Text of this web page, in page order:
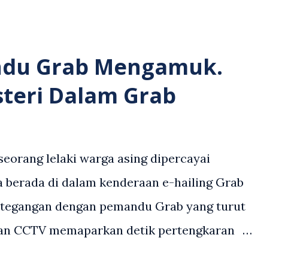
Grab Mengamuk.
Dalam Grab
lelaki warga asing dipercayai
di dalam kenderaan e-hailing Grab
dengan pemandu Grab yang turut
CCTV memaparkan detik pertengkaran